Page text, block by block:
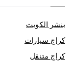
بنشر الكويت
كراج سيارات
كراج متنقل